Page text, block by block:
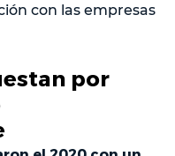
con las empresas
por